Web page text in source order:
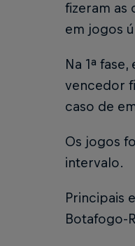
fizeram as
em jogos
Na 1ª
vencedor
caso de
Os jogos
intervalo.
Principais
Botafogo-